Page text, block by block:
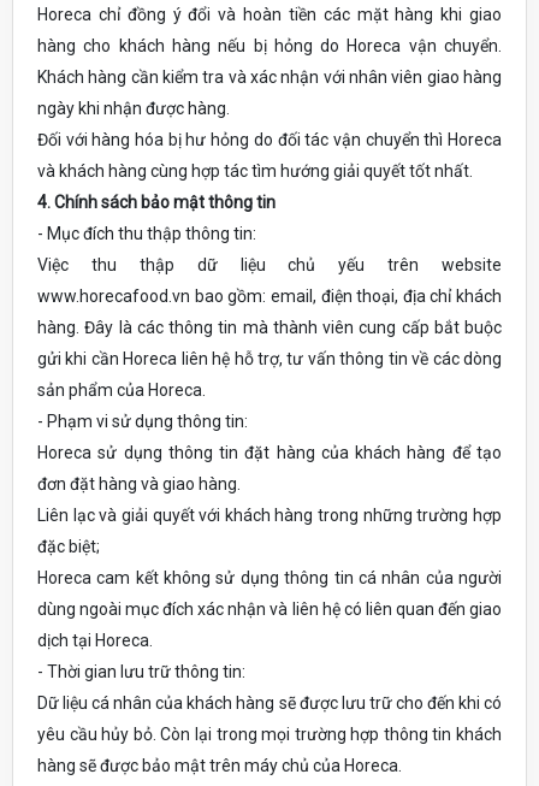
Horeca chỉ đồng ý đổi và hoàn tiền các mặt hàng khi giao
hàng cho khách hàng nếu bị hỏng do Horeca vận chuyển.
Khách hàng cần kiểm tra và xác nhận với nhân viên giao hàng
ngày khi nhận được hàng.
Đối với hàng hóa bị hư hỏng do đối tác vận chuyển thì Horeca
và khách hàng cùng hợp tác tìm hướng giải quyết tốt nhất.
4. Chính sách bảo mật thông tin
- Mục đích thu thập thông tin:
Việc thu thập dữ liệu chủ yếu trên website
www.horecafood.vn bao gồm: email, điện thoại, địa chỉ khách
hàng. Đây là các thông tin mà thành viên cung cấp bắt buộc
gửi khi cần Horeca liên hệ hỗ trợ, tư vấn thông tin về các dòng
sản phẩm của Horeca.
- Phạm vi sử dụng thông tin:
Horeca sử dụng thông tin đặt hàng của khách hàng để tạo
đơn đặt hàng và giao hàng.
Liên lạc và giải quyết với khách hàng trong những trường hợp
đặc biệt;
Horeca cam kết không sử dụng thông tin cá nhân của người
dùng ngoài mục đích xác nhận và liên hệ có liên quan đến giao
dịch tại Horeca.
- Thời gian lưu trữ thông tin:
Dữ liệu cá nhân của khách hàng sẽ được lưu trữ cho đến khi có
yêu cầu hủy bỏ. Còn lại trong mọi trường hợp thông tin khách
hàng sẽ được bảo mật trên máy chủ của Horeca.